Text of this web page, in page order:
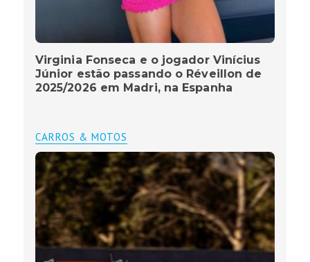
Virginia Fonseca e o jogador Vinícius
Júnior estão passando o Réveillon de
2025/2026 em Madri, na Espanha
CARROS & MOTOS